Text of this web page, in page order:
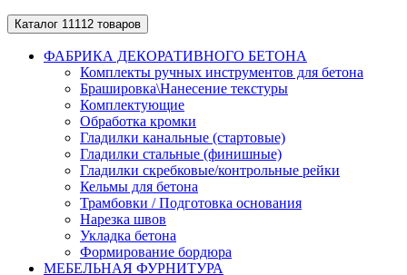
Каталог 11112 товаров
ФАБРИКА ДЕКОРАТИВНОГО БЕТОНА
Комплекты ручных инструментов для бетона
Брашировка\Нанесение текстуры
Комплектующие
Обработка кромки
Гладилки канальные (стартовые)
Гладилки стальные (финишные)
Гладилки скребковые/контрольные рейки
Кельмы для бетона
Трамбовки / Подготовка основания
Нарезка швов
Укладка бетона
Формирование бордюра
МЕБЕЛЬНАЯ ФУРНИТУРА